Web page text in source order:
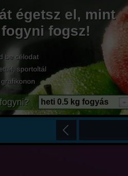
égetsz el, mint
fogsz!
be célodat
sportoltál
heti 0.5 kg fogyás